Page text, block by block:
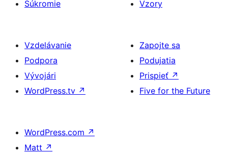
Súkromie
Vzory
Vzdelávanie
Podpora
Vývojári
WordPress.tv ↗
Zapojte sa
Podujatia
Prispieť ↗
Five for the Future
WordPress.com ↗
Matt ↗